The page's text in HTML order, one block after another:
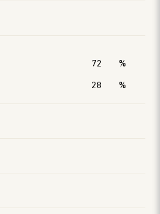
72 %
28 %